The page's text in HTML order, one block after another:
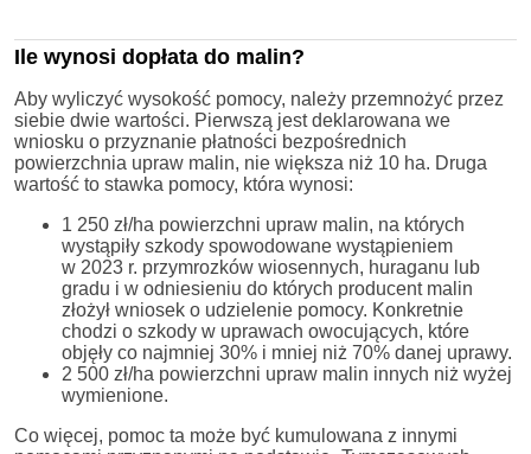
Ile wynosi dopłata do malin?
Aby wyliczyć wysokość pomocy, należy przemnożyć przez
siebie dwie wartości. Pierwszą jest deklarowana we
wniosku o przyznanie płatności bezpośrednich
powierzchnia upraw malin, nie większa niż 10 ha. Druga
wartość to stawka pomocy, która wynosi:
1 250 zł/ha powierzchni upraw malin, na których
wystąpiły szkody spowodowane wystąpieniem
w 2023 r. przymrozków wiosennych, huraganu lub
gradu i w odniesieniu do których producent malin
złożył wniosek o udzielenie pomocy. Konkretnie
chodzi o szkody w uprawach owocujących, które
objęły co najmniej 30% i mniej niż 70% danej uprawy.
2 500 zł/ha powierzchni upraw malin innych niż wyżej
wymienione.
Co więcej, pomoc ta może być kumulowana z innymi